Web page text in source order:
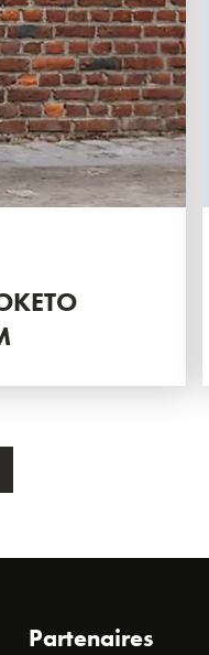
Partenaires